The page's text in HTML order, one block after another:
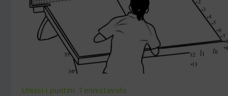
Unisci i puntini: Tennistavolo